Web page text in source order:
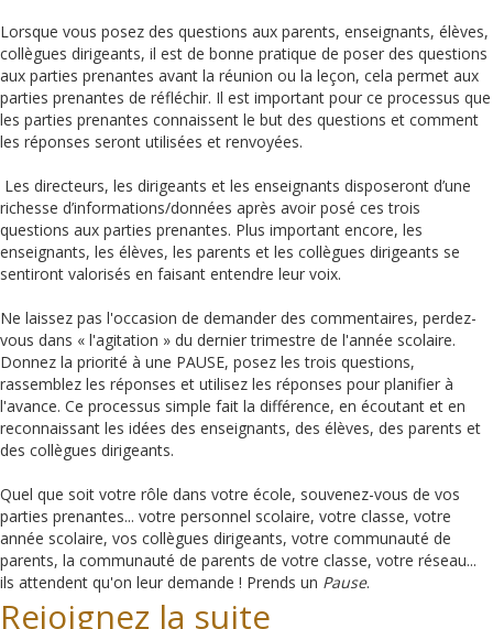
Lorsque vous posez des questions aux parents, enseignants, élèves,
collègues dirigeants, il est de bonne pratique de poser des questions
aux parties prenantes avant la réunion ou la leçon, cela permet aux
parties prenantes de réfléchir. Il est important pour ce processus que
les parties prenantes connaissent le but des questions et comment
les réponses seront utilisées et renvoyées.
Les directeurs, les dirigeants et les enseignants disposeront d’une
richesse d’informations/données après avoir posé ces trois
questions aux parties prenantes. Plus important encore, les
enseignants, les élèves, les parents et les collègues dirigeants se
sentiront valorisés en faisant entendre leur voix.
Ne laissez pas l'occasion de demander des commentaires, perdez-
vous dans « l'agitation » du dernier trimestre de l'année scolaire.
Donnez la priorité à une PAUSE, posez les trois questions,
rassemblez les réponses et utilisez les réponses pour planifier à
l'avance. Ce processus simple fait la différence, en écoutant et en
reconnaissant les idées des enseignants, des élèves, des parents et
des collègues dirigeants.
Quel que soit votre rôle dans votre école, souvenez-vous de vos
parties prenantes... votre personnel scolaire, votre classe, votre
année scolaire, vos collègues dirigeants, votre communauté de
parents, la communauté de parents de votre classe, votre réseau...
ils attendent qu'on leur demande ! Prends un Pause.
Rejoignez la suite